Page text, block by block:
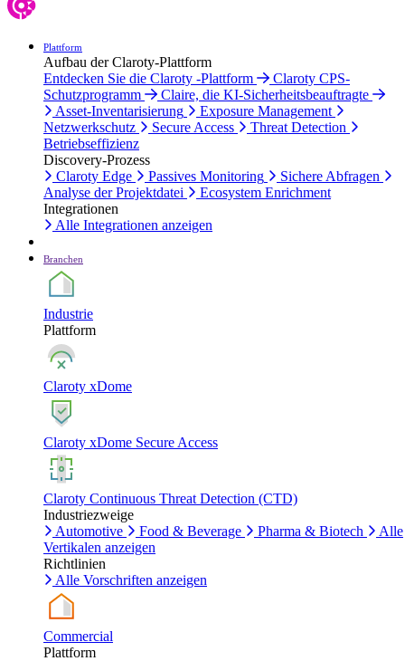
Plattform
Aufbau der Claroty-Plattform
Entdecken Sie die Claroty -Plattform
Claroty CPS-
Schutzprogramm
Claire, die KI-Sicherheitsbeauftragte
Asset-Inventarisierung
Exposure Management
Netzwerkschutz
Secure Access
Threat Detection
Betriebseffizienz
Discovery-Prozess
Claroty Edge
Passives Monitoring
Sichere Abfragen
Analyse der Projektdatei
Ecosystem Enrichment
Integrationen
Alle Integrationen anzeigen
Branchen
Industrie
Plattform
Claroty xDome
Claroty xDome Secure Access
Claroty Continuous Threat Detection (CTD)
Industriezweige
Automotive
Food & Beverage Pharma & Biotech
Alle
Vertikalen anzeigen
Richtlinien
Alle Vorschriften anzeigen
Commercial
Plattform